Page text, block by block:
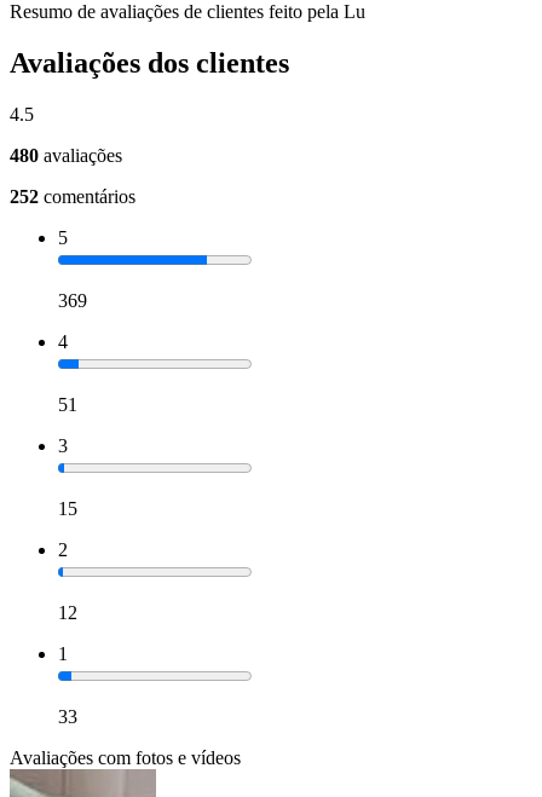
Resumo de avaliações de clientes feito pela Lu
Avaliações dos clientes
4.5
480 avaliações
252 comentários
5
369
4
51
3
15
2
12
1
33
Avaliações com fotos e vídeos